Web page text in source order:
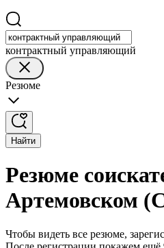
контрактный управляющий
Резюме
Найти
Резюме
Артемовском
Чтобы видеть все резюме,